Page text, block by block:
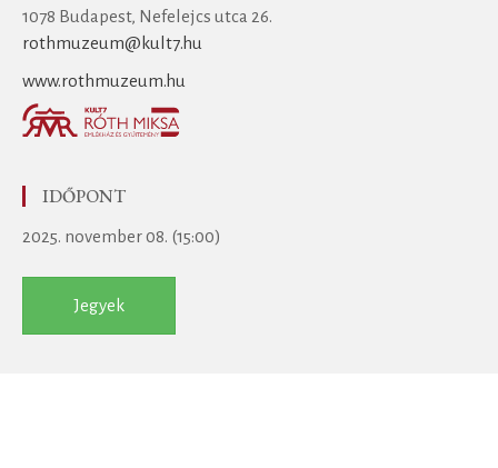
1078 Budapest, Nefelejcs utca 26.
rothmuzeum@kult7.hu
www.rothmuzeum.hu
IDŐPONT
2025. november 08. (15:00)
Jegyek